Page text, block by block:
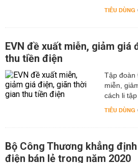
TIÊU DÙNG
EVN đề xuất miễn, giảm giá
thu tiền điện
Tập đoàn
miễn,
cách li tập
TIÊU DÙNG
Bộ Công Thương khẳng
điện bán lẻ trong năm 2020